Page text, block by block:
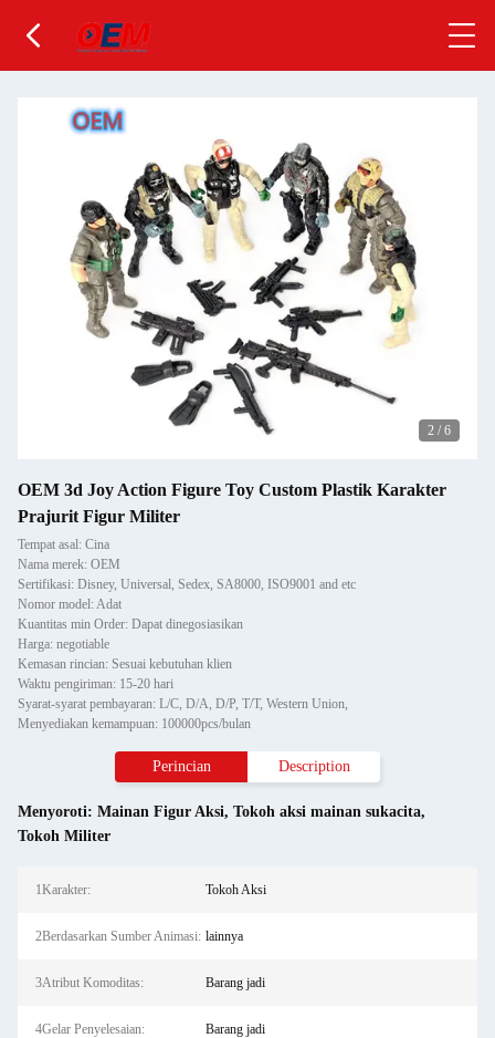
2 / 6
OEM 3d Joy Action Figure Toy Custom Plastik Karakter
Prajurit Figur Militer
Tempat asal: Cina
Nama merek: OEM
Sertifikasi: Disney, Universal, Sedex, SA8000, ISO9001 and etc
Nomor model: Adat
Kuantitas min Order: Dapat dinegosiasikan
Harga: negotiable
Kemasan rincian: Sesuai kebutuhan klien
Waktu pengiriman: 15-20 hari
Syarat-syarat pembayaran: L/C, D/A, D/P, T/T, Western Union,
Menyediakan kemampuan: 100000pcs/bulan
Perincian Description
Menyoroti: Mainan Figur Aksi, Tokoh aksi mainan sukacita,
Tokoh Militer
1Karakter: Tokoh Aksi
2Berdasarkan Sumber Animasi: lainnya
3Atribut Komoditas: Barang jadi
4Gelar Penyelesaian: Barang jadi